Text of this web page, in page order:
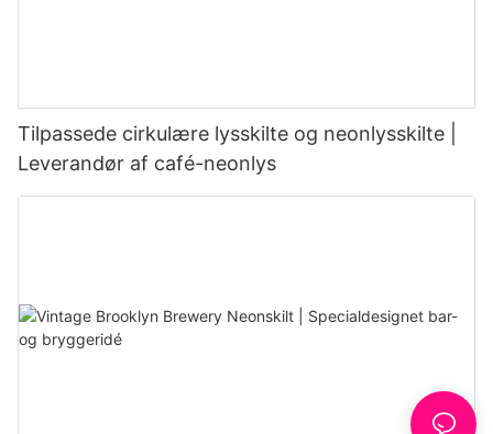
Tilpassede cirkulære lysskilte og neonlysskilte |
Leverandør af café-neonlys